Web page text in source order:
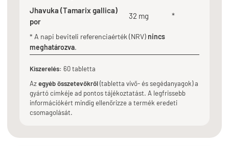
Jhavuka (Tamarix gallica)
por
32 mg *
* A napi beviteli referenciaérték (NRV)nincs
meghatározva.
Kiszerelés: 60 tabletta
Azegyéb összetevőkről(tabletta vivő- és segédanyagok) a
gyártó címkéje ad pontos tájékoztatást. A legfrissebb
információkért mindig ellenőrizze a termék eredeti
csomagolását.